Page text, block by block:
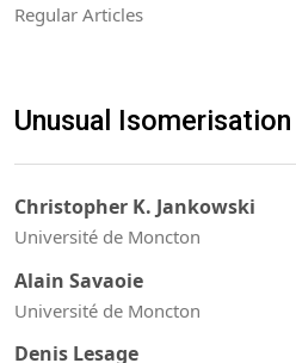
Regular Articles
Unusual
Christopher K. Jankowski
Université de Moncton
Alain Savaoie
Université de Moncton
Denis Lesage